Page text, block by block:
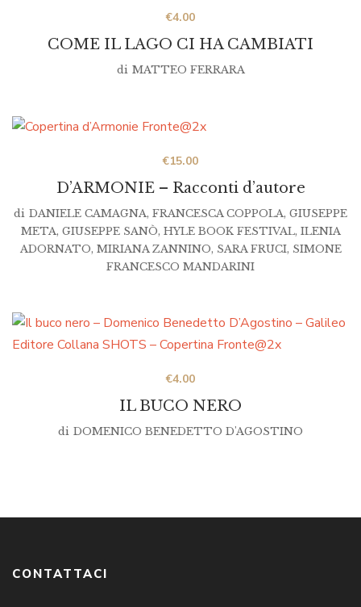
COME IL LAGO CI HA CAMBIATI
€4.00
di MATTEO FERRARA
D’ARMONIE – Racconti d’autore
€15.00
di DANIELE CAMAGNA, FRANCESCA COPPOLA, GIUSEPPE
META, GIUSEPPE SANÒ, HYLE BOOK FESTIVAL, ILENIA
ADORNATO, MIRIANA ZANNINO, SARA FRUCI, SIMONE
FRANCESCO MANDARINI
IL BUCO NERO
€4.00
di DOMENICO BENEDETTO D'AGOSTINO
CONTATTACI